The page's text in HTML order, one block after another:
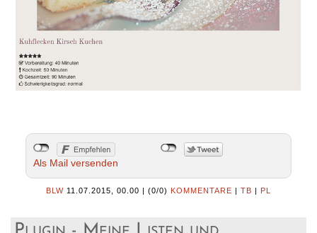
Als Mail versenden
BLW 11.07.2015, 00.00 (0/0) KOMMENTARE TB PL